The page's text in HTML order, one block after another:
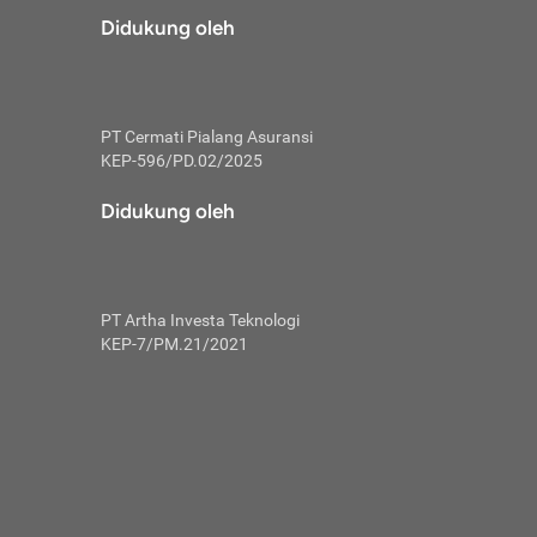
tidak
skor
Mulai
kembali ideal.
utang
Didukung oleh
PT Cermati Pialang Asuransi
KEP-596/PD.02/2025
Didukung oleh
PT Artha Investa Teknologi
KEP-7/PM.21/2021